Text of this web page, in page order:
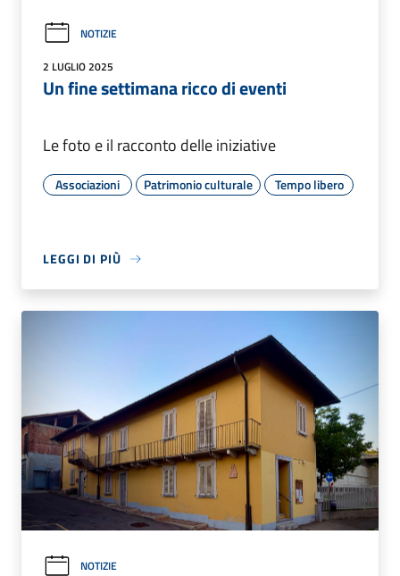
NOTIZIE
2 LUGLIO 2025
Un fine settimana ricco di eventi
Le foto e il racconto delle iniziative
Associazioni Patrimonio culturale Tempo libero
LEGGI DI PIÙ
NOTIZIE